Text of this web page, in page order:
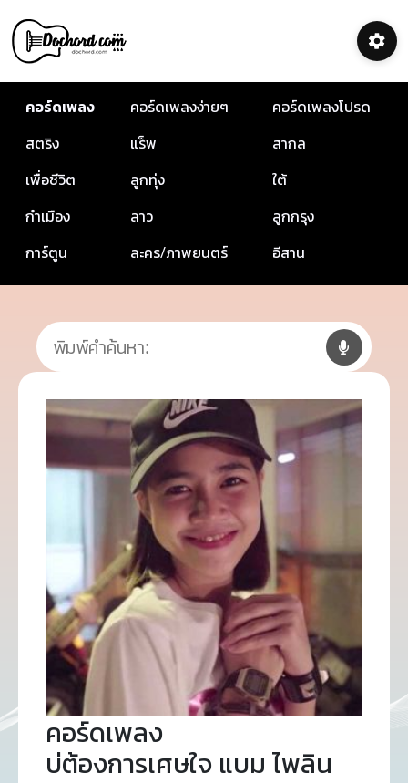
คอร์ดเพลง คอร์ดเพลงง่ายๆ
คอร์ดเพลงโปรด
สตริง
แร็พ
สากล
เพื่อชีวิต
ลูกทุ่ง
ใต้
กำเมือง
ลาว
ลูกกรุง
การ์ตูน
ละคร/ภาพยนตร์ อีสาน
คอร์ดเพลง
บ่ต้องการเศษใจ แบม ไพลิน